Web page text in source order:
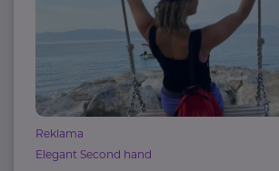
Reklama
Elegant Second hand